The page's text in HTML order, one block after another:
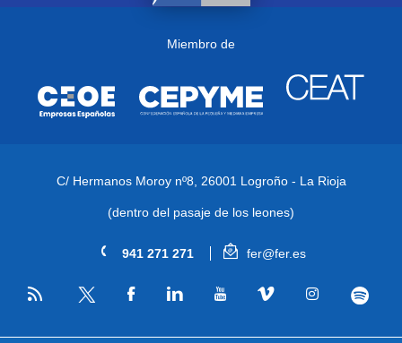
Miembro de
C/ Hermanos Moroy nº8, 26001 Logroño - La Rioja
(dentro del pasaje de los leones)
941 271 271 fer@fer.es
RSS